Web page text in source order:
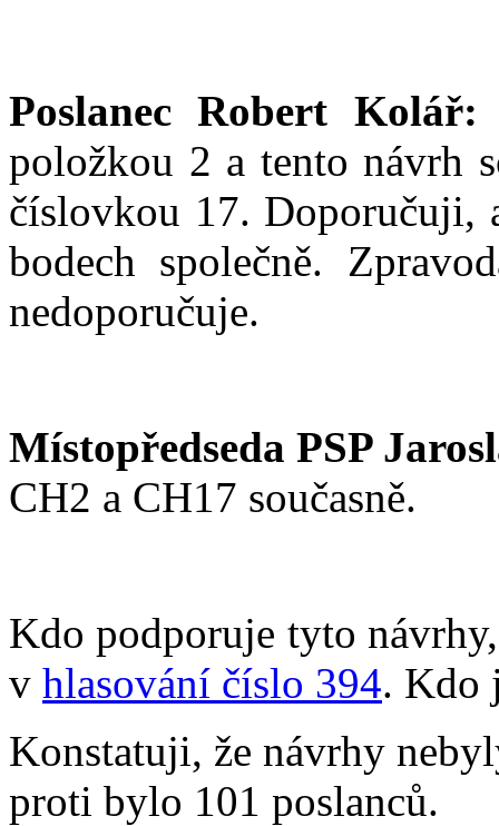
Poslanec Robert Kolář:
položkou 2 a tento návrh
číslovkou 17. Doporučuji,
bodech společně.
nedoporučuje.
Místopředseda PSP
CH2 a CH17 současně.
Kdo podporuje tyto
v hlasování číslo 394. Kdo
Konstatuji, že návrhy
proti bylo 101 poslanců.